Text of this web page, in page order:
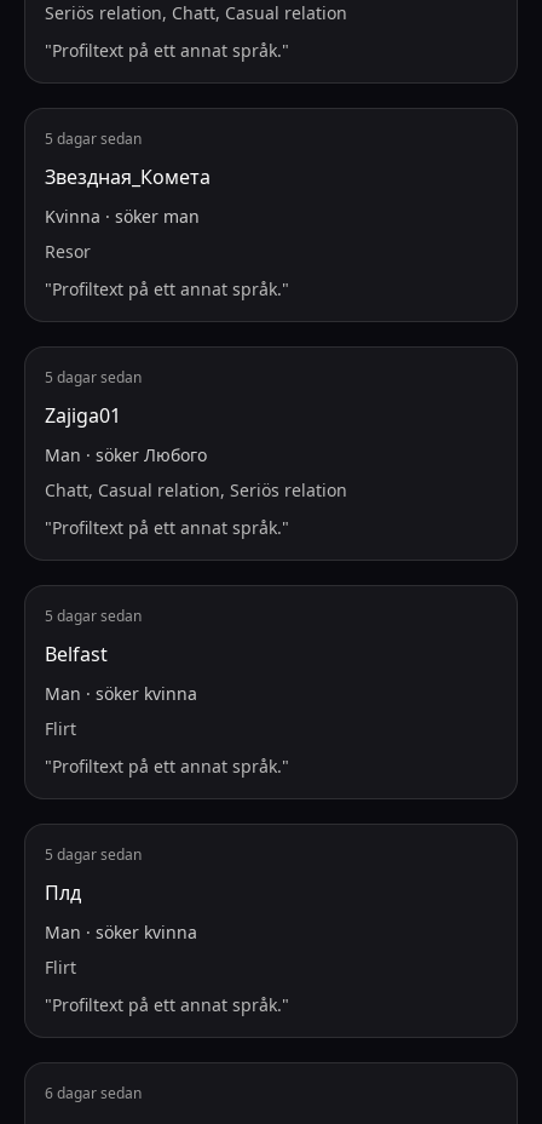
Seriös relation, Chatt, Casual relation
"Profiltext på ett annat språk."
5 dagar sedan
Звездная_Комета
Kvinna · söker man
Resor
"Profiltext på ett annat språk."
5 dagar sedan
Zajiga01
Man · söker Любого
Chatt, Casual relation, Seriös relation
"Profiltext på ett annat språk."
5 dagar sedan
Belfast
Man · söker kvinna
Flirt
"Profiltext på ett annat språk."
5 dagar sedan
Плд
Man · söker kvinna
Flirt
"Profiltext på ett annat språk."
6 dagar sedan